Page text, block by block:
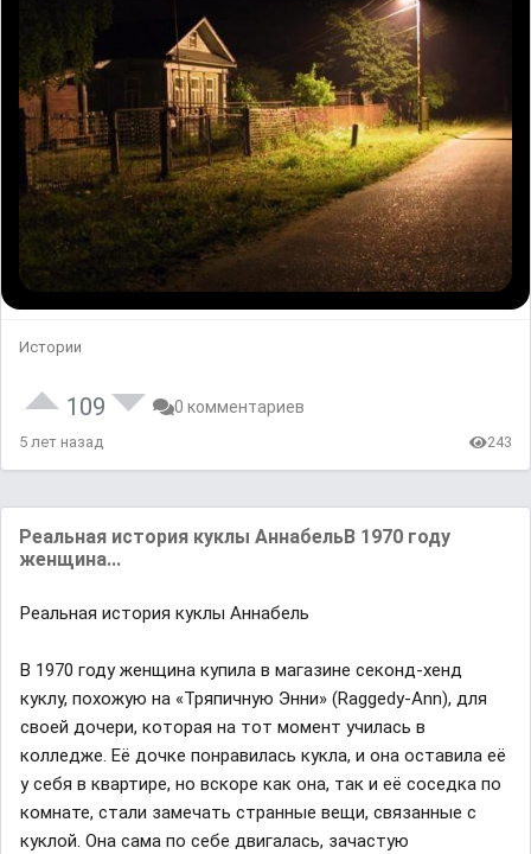
Истории
109 0 комментариев
5 лет назад 243
Реальная история куклы АннабельВ 1970 году
женщина...
Реальная история куклы Аннабель
В 1970 году женщина купила в магазине секонд-хенд
куклу, похожую на «Тряпичную Энни» (Raggedy-Ann), для
своей дочери, которая на тот момент училась в
колледже. Её дочке понравилась кукла, и она оставила её
у себя в квартире, но вскоре как она, так и её соседка по
комнате, стали замечать странные вещи, связанные с
куклой. Она сама по себе двигалась, зачастую